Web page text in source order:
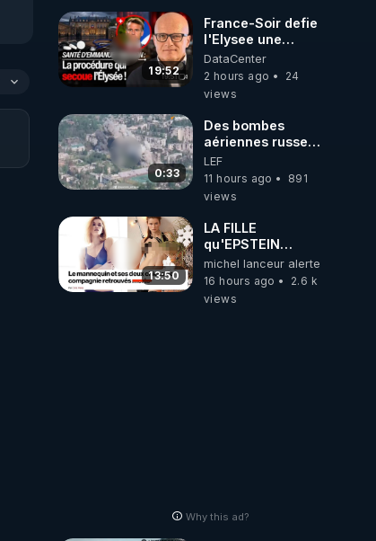
07.08.2026.
19:52
France-Soir defie
l'Elysee une
procedure inedite
sur la sante du
president - Nexus
DataCenter
2 hours ago
24
views
0:33
Des bombes
aériennes russes
anéantissent les
centres de
contrôle de
brigades
ukrainienne
LEF
11 hours ago
891
views
13:50
LA FILLE
qu'EPSTEIN
VOULAIT CACHER
michel lanceur alerte
16 hours ago
2.6 k
views
Why this ad?